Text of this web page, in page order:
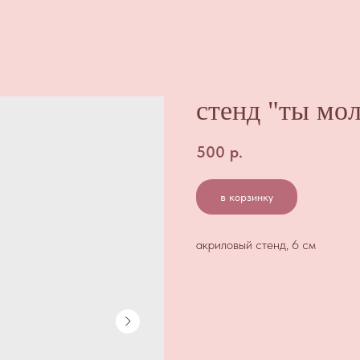
стенд "ты
500 р.
в корзинку
акриловый стенд, 6 см